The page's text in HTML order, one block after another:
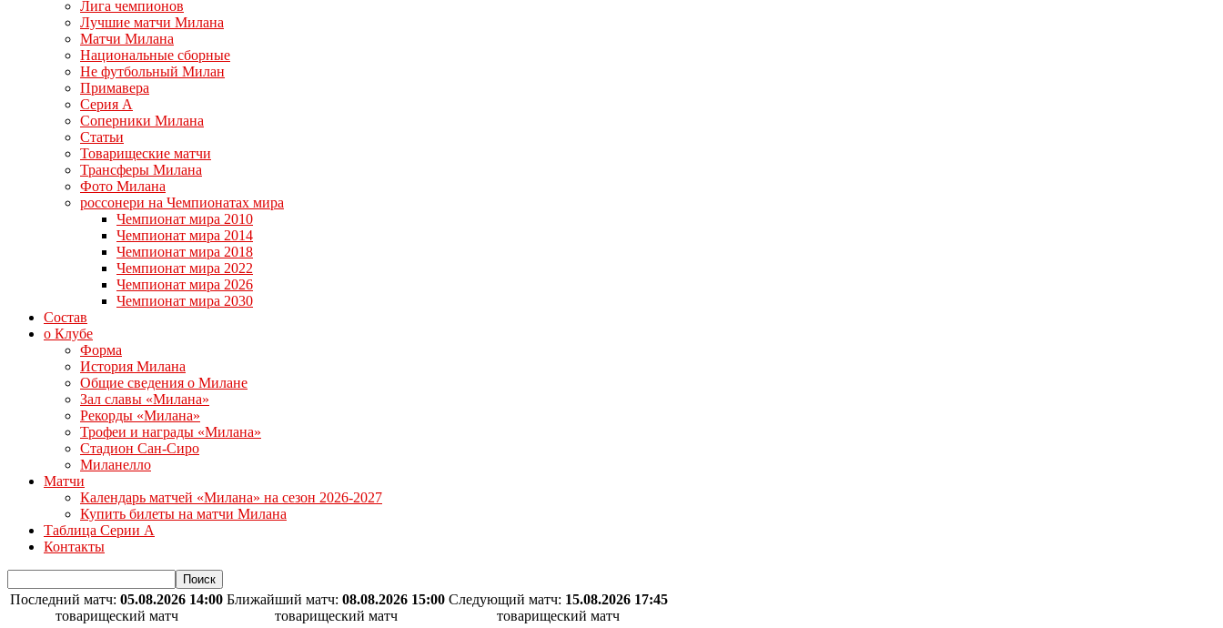
Лига чемпионов
Лучшие матчи Милана
Матчи Милана
Национальные сборные
Не футбольный Милан
Примавера
Серия А
Соперники Милана
Статьи
Товарищеские матчи
Трансферы Милана
Фото Милана
россонери на Чемпионатах мира
Чемпионат мира 2010
Чемпионат мира 2014
Чемпионат мира 2018
Чемпионат мира 2022
Чемпионат мира 2026
Чемпионат мира 2030
Состав
о Клубе
Форма
История Милана
Общие сведения о Милане
Зал славы «Милана»
Рекорды «Милана»
Трофеи и награды «Милана»
Стадион Сан-Сиро
Миланелло
Матчи
Календарь матчей «Милана» на сезон 2026-2027
Купить билеты на матчи Милана
Таблица Серии А
Контакты
Последний матч: 05.08.2026 14:00
товарищеский матч
Ближайший матч: 08.08.2026 15:00
товарищеский матч
Следующий матч: 15.08.2026 17:45
товарищеский матч